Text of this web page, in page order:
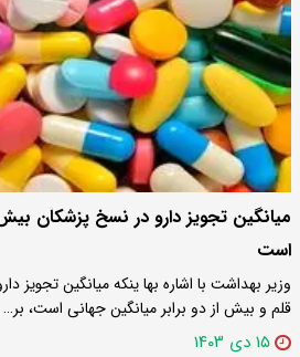
است
قلم و بیش از دو برابر میانگین جهانی است، بر…
۱۵ دی ۱۴۰۳